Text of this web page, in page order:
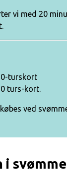
vi med 20
turskort
turs-kort.
ved